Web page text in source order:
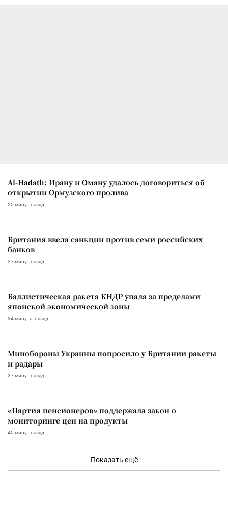
Al-Hadath: Ирану и Оману удалось договориться об
открытии Ормузского пролива
25 минут назад
Британия ввела санкции против семи российских
банков
27 минут назад
Баллистическая ракета КНДР упала за пределами
японской экономической зоны
34 минуты назад
Минобороны Украины попросило у Британии ракеты
и радары
37 минут назад
«Партия пенсионеров» поддержала закон о
мониторинге цен на продукты
45 минут назад
Показать ещё